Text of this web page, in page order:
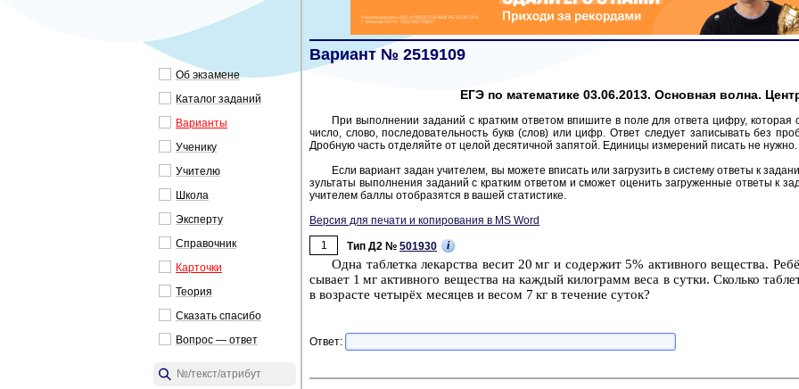
Об эк­за­ме­не
Ка­та­лог за­да­ний
Ва­ри­ан­ты
Уче­ни­ку
Учи­те­лю
Школа
Экс­пер­ту
Спра­воч­ник
Кар­точ­ки
Тео­рия
Ска­зать спа­си­бо
Во­прос — ответ
Вариант № 2519109
ЕГЭ по математике 03.06.2013. Основная волна.
При вы­пол­не­нии за­да­ний с крат­ким от­ве­том впи­ши­те в поле для от­ве­та цифру, ко­то­рая
число, слово, по­сле­до­ва­тель­ность букв (слов) или цифр. Ответ сле­ду­ет за­пи­сы­вать без
Дроб­ную часть от­де­ляй­те от целой де­ся­тич­ной за­пя­той. Еди­ни­цы из­ме­ре­ний пи­сать не нужно.
Если ва­ри­ант задан учи­те­лем, вы мо­же­те впи­сать или за­гру­зить в си­сте­му от­ве­ты к
зуль­та­ты вы­пол­не­ния за­да­ний с крат­ким от­ве­том и смо­жет оце­нить за­гру­жен­ные от­ве­ты к
учи­те­лем баллы отоб­ра­зят­ся в вашей ста­ти­сти­ке.
Версия для печати и копирования в MS Word
1
Тип Д2 № 501930 i
Одна таб­лет­ка ле­кар­ства весит 20 мг и со­дер­жит 5% ак­тив­но­го ве­ще­ства.
сы­ва­ет 1 мг ак­тив­но­го ве­ще­ства на каж­дый ки­ло­грамм веса в сутки. Сколь­ко
в воз­расте четырёх ме­ся­цев и весом 7 кг в те­че­ние суток?
Ответ: